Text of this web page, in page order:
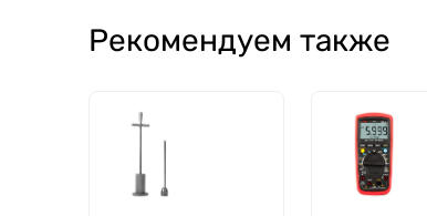
Рекомендуем также